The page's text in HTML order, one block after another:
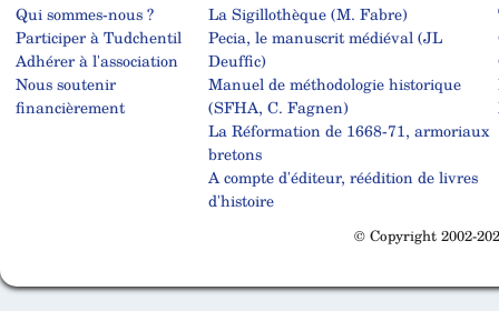
Qui sommes-nous ?
Participer à Tudchentil
Adhérer à l'association
Nous soutenir
financièrement
La Sigillothèque (M. Fabre)
Pecia, le manuscrit médiéval (JL
Deuffic)
Manuel de méthodologie historique
(SFHA, C. Fagnen)
La Réformation de 1668-71, armoriaux
bretons
A compte d'éditeur, réédition de livres
d'histoire
© Copyright 2002-